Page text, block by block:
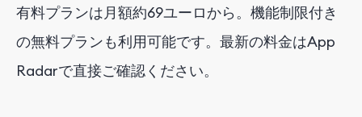
有料プランは月額約69ユーロから。 機能制限付き
の無料プランも利用可能です。 最新の料金はApp
Radarで直接ご確認ください。